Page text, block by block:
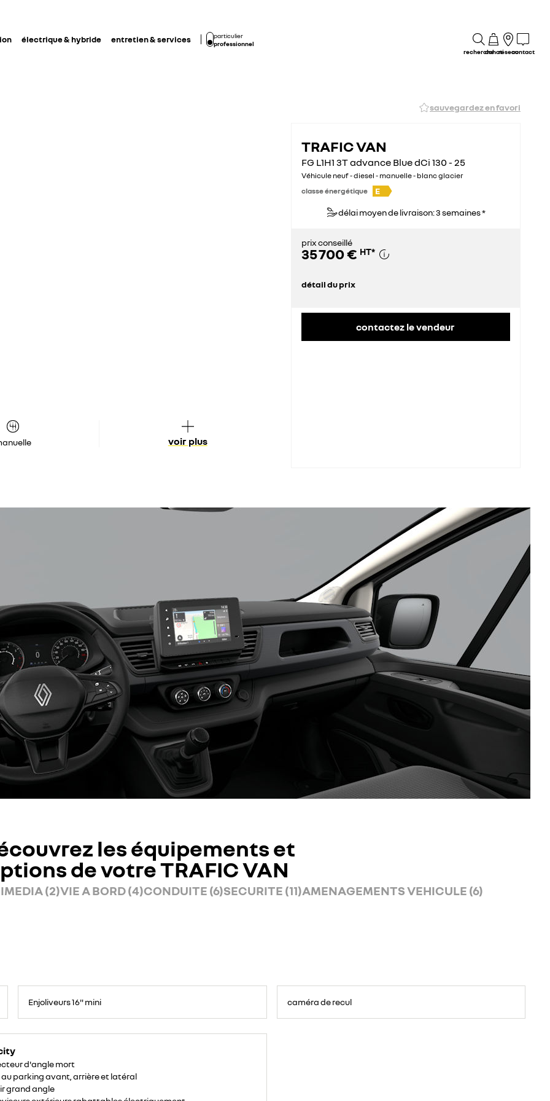
électrique & hybride entretien & services
particulier
professionnel
rechercheachatréseaucontact
sauvegardez en favori
voir plus
TRAFIC VAN
FG L1H1 3T advance Blue dCi 130 - 25
Véhicule neuf - diesel - manuelle - blanc glacier
classe énergétique
E
délai moyen de livraison: 3 semaines *
prix conseillé
35 700 € HT*
détail du prix
contactez le vendeur
les équipements et
de votre TRAFIC VAN
(2)VIE A BORD (4)CONDUITE (6)SECURITE (11)AMENAGEMENTS VEHICULE (6)
Enjoliveurs 16" mini caméra de recul
d'angle mort
parking avant, arrière et latéral
grand angle